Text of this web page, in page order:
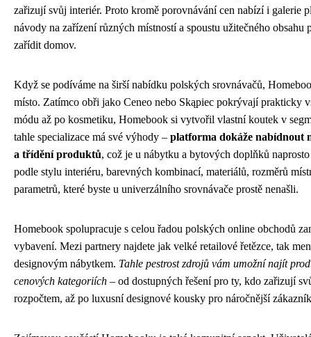
zařizují svůj interiér. Proto kromě porovnávání cen nabízí i galerie
návody na zařízení různých místností a spoustu užitečného obsahu
zařídit domov.
Když se podíváme na širší nabídku polských srovnávačů,
místo. Zatímco obři jako Ceneo nebo Skąpiec pokrývají prakticky
módu až po kosmetiku, Homebook si vytvořil vlastní koutek v
tahle specializace má své výhody – platforma dokáže nabídnout
a třídění produktů, což je u nábytku a bytových doplňků
podle stylu interiéru, barevných kombinací, materiálů, rozměrů
parametrů, které byste u univerzálního srovnávače prostě nenašli.
Homebook spolupracuje s celou řadou polských online obchodů
vybavení. Mezi partnery najdete jak velké retailové řetězce, tak
designovým nábytkem. Tahle pestrost zdrojů vám umožní najít
cenových kategoriích – od dostupných řešení pro ty, kdo zařizují
rozpočtem, až po luxusní designové kousky pro náročnější